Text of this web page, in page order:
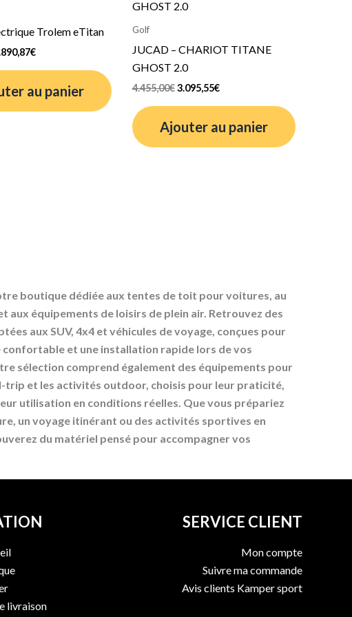
Trolem eTitan
€
1.890,87€.
au panier
Golf
JUCAD – CHARIOT TITANE
GHOST 2.0
4.455,00€
initial
3.095,55€
Ajouter au panier
boutique dédiée aux tentes de toit pour voitures, au
aux équipements de loisirs de plein air. Retrouvez des
aux SUV, 4x4 et véhicules de voyage, conçues pour
et une installation rapide lors de vos
sélection comprend également des équipements pour
trip et les activités outdoor, choisis pour leur praticité,
utilisation en conditions réelles. Que vous prépariez
un voyage itinérant ou des activités sportives en
du matériel pensé pour accompagner vos
livraison
SERVICE CLIENT
Mon compte
Suivre ma commande
Avis clients Kamper sport